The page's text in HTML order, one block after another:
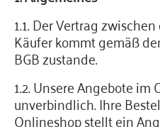
1.1. Der Vertrag
Käufer kommt gemäß
BGB zustande.
1.2. Unsere Angebote
unverbindlich. Ihre
Onlineshop stellt ein